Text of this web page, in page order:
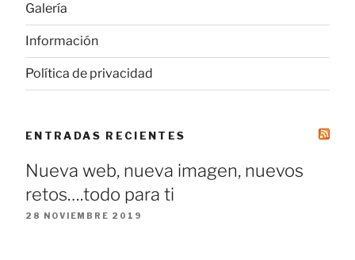
Galería
Información
Política de privacidad
ENTRADAS RECIENTES
Nueva web, nueva imagen, nuevos
retos….todo para ti
28 NOVIEMBRE 2019